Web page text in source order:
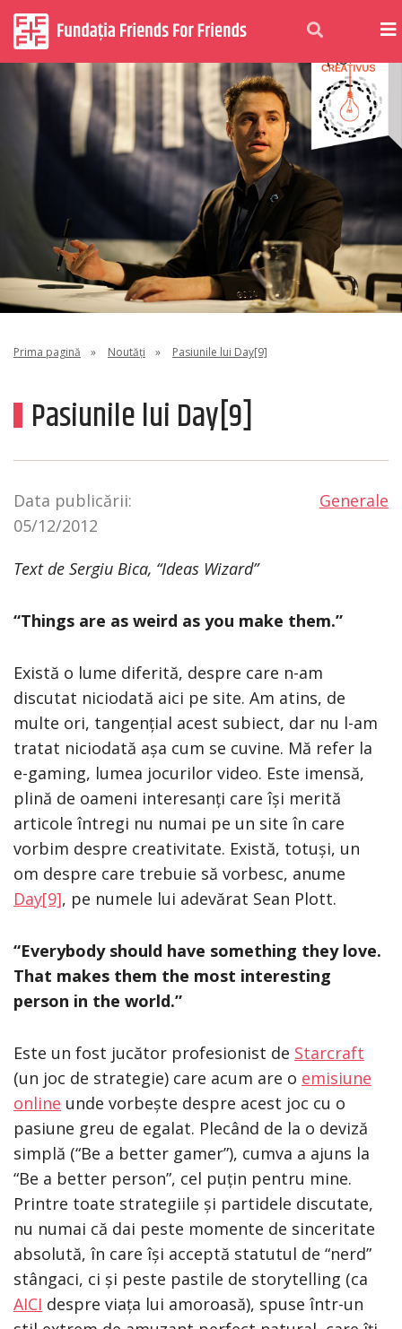
Prima pagină » Noutăți » Pasiunile lui Day[9]
Pasiunile lui Day[9]
Data publicării:
05/12/2012
Generale
Text de Sergiu Bica, “Ideas Wizard”
“Things are as weird as you make them.”
Există o lume diferită, despre care n-am
discutat niciodată aici pe site. Am atins, de
multe ori, tangențial acest subiect, dar nu l-am
tratat niciodată așa cum se cuvine. Mă refer la
e-gaming, lumea jocurilor video. Este imensă,
plină de oameni interesanți care își merită
articole întregi nu numai pe un site în care
vorbim despre creativitate. Există, totuși, un
om despre care trebuie să vorbesc, anume
Day[9], pe numele lui adevărat Sean Plott.
“Everybody should have something they love.
That makes them the most interesting
person in the world.”
Este un fost jucător profesionist de Starcraft
(un joc de strategie) care acum are o emisiune
online unde vorbește despre acest joc cu o
pasiune greu de egalat. Plecând de la o deviză
simplă (“Be a better gamer”), cumva a ajuns la
“Be a better person”, cel puțin pentru mine.
Printre toate strategiile și partidele discutate,
nu numai că dai peste momente de sinceritate
absolută, în care își acceptă statutul de “nerd”
stângaci, ci și peste pastile de storytelling (ca
AICI despre viața lui amoroasă), spuse într-un